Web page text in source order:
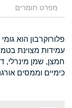
מפרט חומרים
פלורוקרבון הוא
עמידות מצוינת
חמצן, שמן מינרלי,
כימיים וממסים